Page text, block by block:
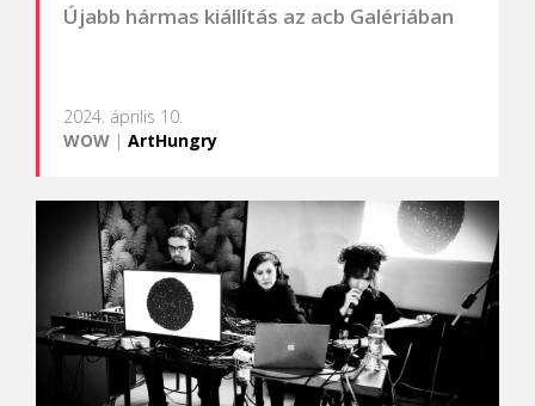
Újabb hármas kiállítás az acb Galériában
2024. április 10.
WOW | ArtHungry